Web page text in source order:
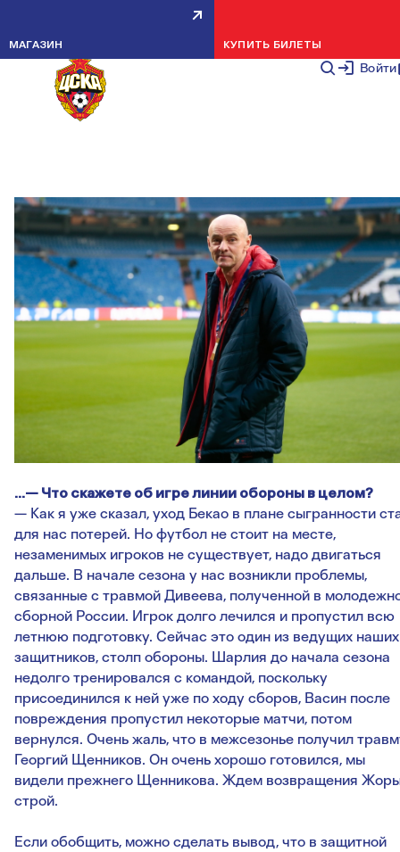
Войти
МАГАЗИН КУПИТЬ БИЛЕТЫ
ВИКТОР ОНОПКО: ПЕРИОД
СТАНОВЛЕНИЯ НОВОЙ
КОМАНДЫ ЕЩЕ
…— Что скажете об игре линии обороны в целом?
— Как я уже сказал, уход Бекао в плане сыгранности
для нас потерей. Но футбол не стоит на месте,
незаменимых игроков не существует, надо двигаться
дальше. В начале сезона у нас возникли проблемы,
связанные с травмой Дивеева, полученной в
сборной России. Игрок долго лечился и пропустил всю
летнюю подготовку. Сейчас это один из ведущих наших
защитников, столп обороны. Шарлия до начала сезона
недолго тренировался с командой, поскольку
присоединился к ней уже по ходу сборов, Васин после
повреждения пропустил некоторые матчи, потом
вернулся. Очень жаль, что в межсезонье получил
Георгий Щенников. Он очень хорошо готовился, мы
видели прежнего Щенникова. Ждем возвращения
строй.
Если обобщить, можно сделать вывод, что в защитной